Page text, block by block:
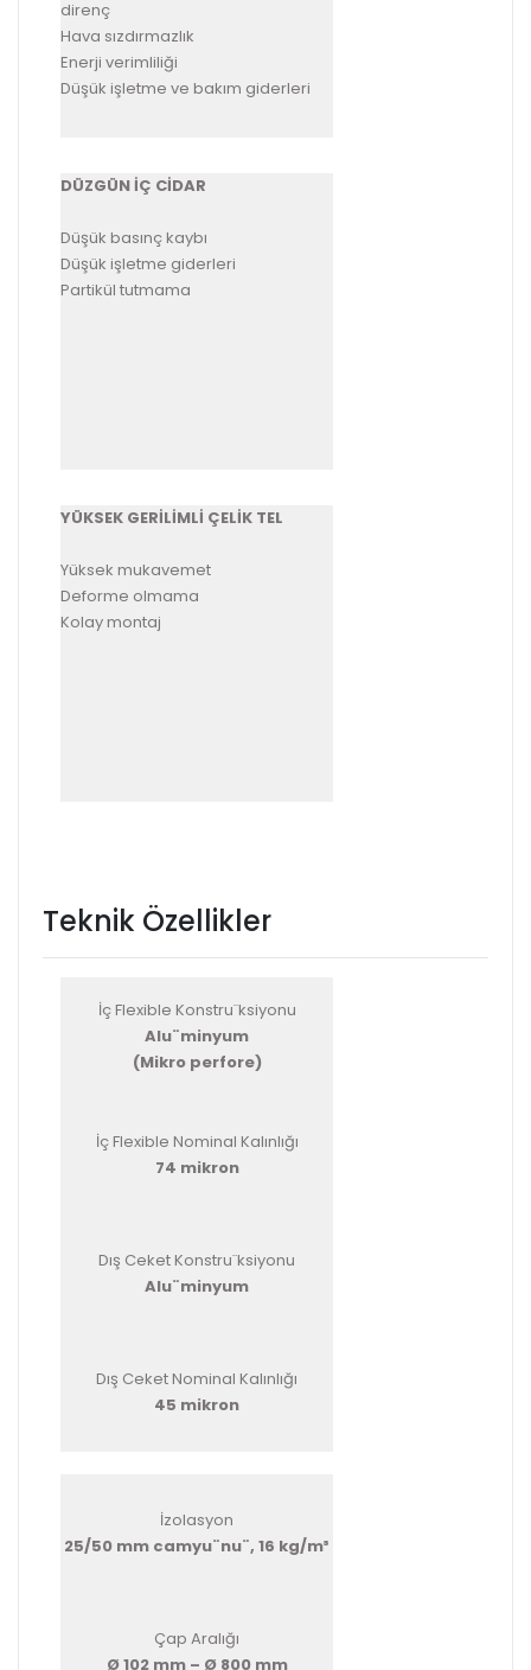
direnç
Hava sızdırmazlık
Enerji verimliliği
Düşük işletme ve bakım giderleri
DÜZGÜN İÇ CİDAR
Düşük basınç kaybı
Düşük işletme giderleri
Partikül tutmama
YÜKSEK GERİLİMLİ ÇELİK TEL
Yüksek mukavemet
Deforme olmama
Kolay montaj
Teknik Özellikler
İç Flexible Konstru¨ksiyonu
Alu¨minyum
(Mikro perfore)
İç Flexible Nominal Kalınlığı
74 mikron
Dış Ceket Konstru¨ksiyonu
Alu¨minyum
Dış Ceket Nominal Kalınlığı
45 mikron
İzolasyon
25/50 mm camyu¨nu¨, 16 kg/m³
Çap Aralığı
Ø 102 mm – Ø 800 mm